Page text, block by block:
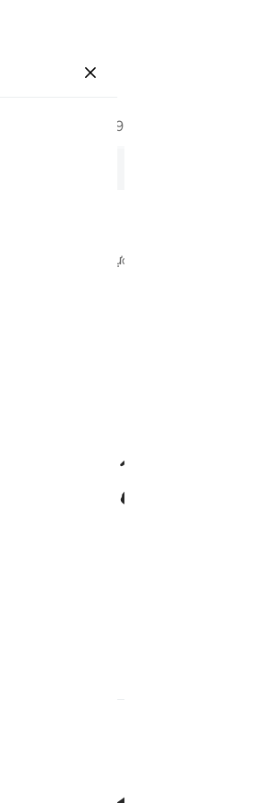
59
âm.
Đấng Rất Mực Khoan Dung
ﱂ